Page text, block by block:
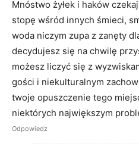
Mnóstwo żyłek i haków
stopę wśród innych śmieci,
woda niczym zupa z zanęty
decydujesz się na chwilę
możesz liczyć się z
gości i niekulturalnym
twoje opuszczenie tego
niektórych największym
Odpowiedz